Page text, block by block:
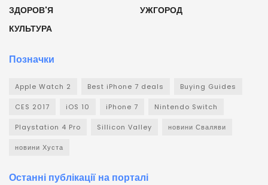
ЗДОРОВ'Я
КУЛЬТУРА
УЖГОРОД
Позначки
Apple Watch 2 Best iPhone 7 deals Buying Guides
CES 2017 iOS 10 iPhone 7 Nintendo Switch
Playstation 4 Pro Sillicon Valley новини Сваляви
новини Хуста
Останні публікації на порталі